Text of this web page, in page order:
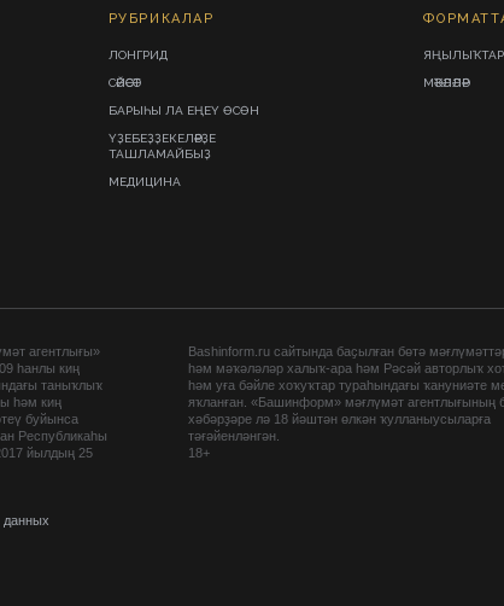
РУБРИКАЛАР
ЛОНГРИД
СӘЙӘСӘТ
БАРЫҺЫ ЛА ЕҢЕҮ ӨСӨН
ҮҘЕБЕҘҘЕКЕЛӘРҘЕ
ТАШЛАМАЙБЫҘ
МЕДИЦИНА
ЯҢЫЛЫҠТАР
МӘҠӘЛӘЛӘР
агентлығы»
һанлы киң
таныҡлыҡ
һәм киң
буйынса
Республикаһы
йылдың 25
данных
Bashinform.ru сайтында баҫылған бөтә
һәм мәҡәләләр халыҡ-ара һәм Рәсәй авторлыҡ
һәм уға бәйле хоҡуҡтар тураһындағы ҡануниәте
яҡланған. «Башинформ» мәғлүмәт агентлығының
хәбәрҙәре лә 18 йәштән өлкән ҡулланыусыларға
тәғәйенләнгән.
18+